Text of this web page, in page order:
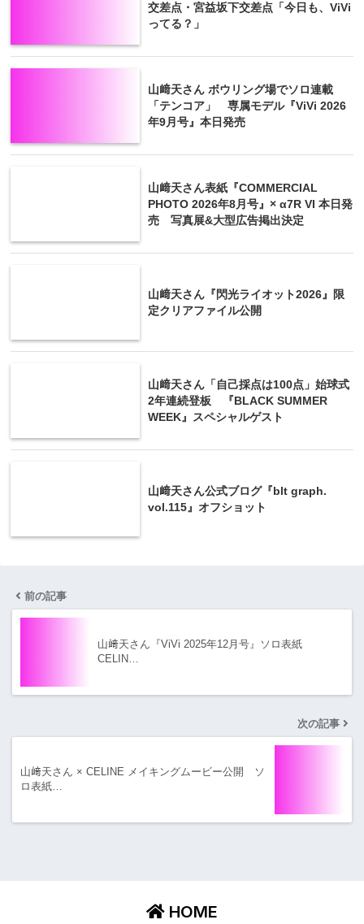
交差点・宮益坂下交差点「今日も、ViVi
ってる？」
山﨑天さん ボウリング場でソロ連載
「テンコア」 専属モデル『ViVi 2026
年9月号』本日発売
山﨑天さん表紙『COMMERCIAL
PHOTO 2026年8月号』× α7R VI 本日発
売 写真展&大型広告掲出決定
山﨑天さん『閃光ライオット2026』限
定クリアファイル公開
山﨑天さん「自己採点は100点」始球式
2年連続登板 『BLACK SUMMER
WEEK』スペシャルゲスト
山﨑天さん公式ブログ『blt graph.
vol.115』オフショット
前の記事
山﨑天さん『ViVi 2025年12月号』ソロ表紙
CELIN…
次の記事
山﨑天さん × CELINE メイキングムービー公開 ソ
ロ表紙…
HOME